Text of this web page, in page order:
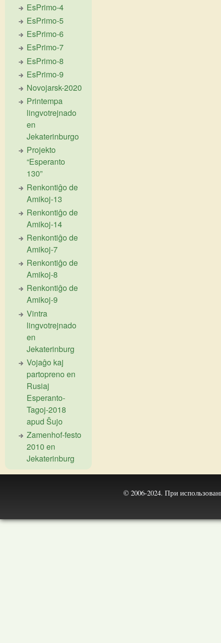
EsPrimo-4
EsPrimo-5
EsPrimo-6
EsPrimo-7
EsPrimo-8
EsPrimo-9
Novojarsk-2020
Printempa
lingvotrejnado
en
Jekaterinburgo
Projekto
“Esperanto
130”
Renkontiĝo de
Amikoj-13
Renkontiĝo de
Amikoj-14
Renkontiĝo de
Amikoj-7
Renkontiĝo de
Amikoj-8
Renkontiĝo de
Amikoj-9
Vintra
lingvotrejnado
en
Jekaterinburg
Vojaĝo kaj
partopreno en
Rusiaj
Esperanto-
Tagoj-2018
apud Ŝujo
Zamenhof-festo
2010 en
Jekaterinburg
© 2006-2024. При